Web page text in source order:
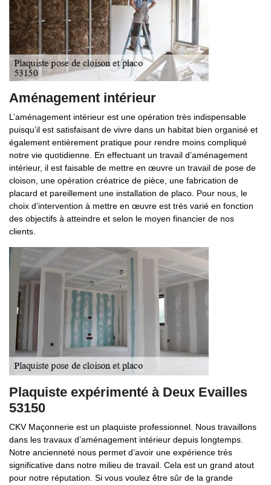
Aménagement intérieur
L’aménagement intérieur est une opération très indispensable
puisqu’il est satisfaisant de vivre dans un habitat bien organisé et
également entièrement pratique pour rendre moins compliqué
notre vie quotidienne. En effectuant un travail d’aménagement
intérieur, il est faisable de mettre en œuvre un travail de pose de
cloison, une opération créatrice de pièce, une fabrication de
placard et pareillement une installation de placo. Pour nous, le
choix d’intervention à mettre en œuvre est très varié en fonction
des objectifs à atteindre et selon le moyen financier de nos
clients.
Plaquiste expérimenté à Deux Evailles
53150
CKV Maçonnerie est un plaquiste professionnel. Nous travaillons
dans les travaux d’aménagement intérieur depuis longtemps.
Notre ancienneté nous permet d’avoir une expérience très
significative dans notre milieu de travail. Cela est un grand atout
pour notre réputation. Si vous voulez être sûr de la grande